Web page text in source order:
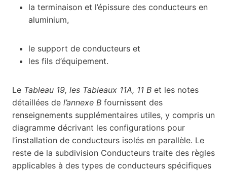
la terminaison et l’épissure des conducteurs en
aluminium,
le support de conducteurs et
les fils d’équipement.
Le Tableau 19, les Tableaux 11A, 11 B et les notes
détaillées de l’annexe B fournissent des
renseignements supplémentaires utiles, y compris un
diagramme décrivant les configurations pour
l’installation de conducteurs isolés en parallèle. Le
reste de la subdivision Conducteurs traite des règles
applicables à des types de conducteurs spécifiques